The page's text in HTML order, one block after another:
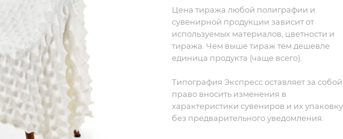
фактура напомнит о величии и
заснеженных горных вершин. Так
создается атмосфера настоящей
зимней сказки!Оригинальный дизайн
пледа Metamorpho способен
произвести вау-эффект на получателя
подарка, а с его появлением в
интерьере гостиной или спальни
произойдут удивительные стильные
Цена тиража любой полиграфии и
сувенирной продукции зависит от
используемых материалов, цветности и
тиража. Чем выше тираж тем дешевле
единица продукта (чаще всего).
Типография Экспресс оставляет за собой
право вносить изменения в
характеристики сувениров и их упаковку
без предварительного уведомления.